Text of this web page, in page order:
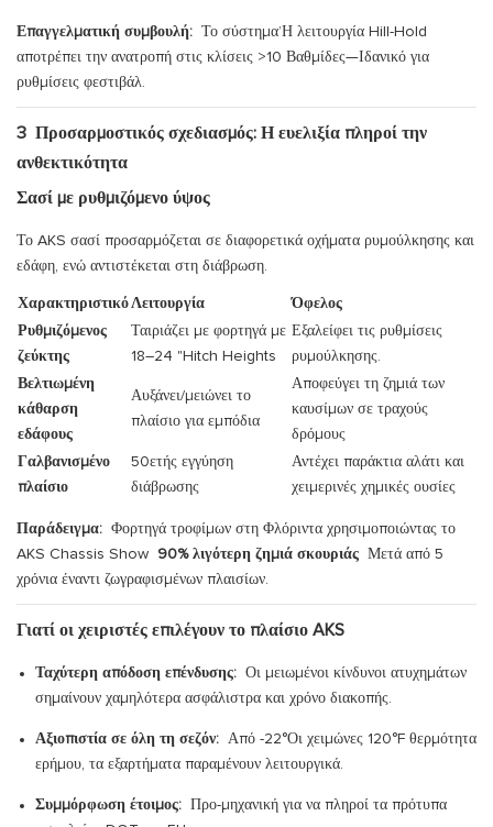
Επαγγελματική συμβουλή: Το σύστημα’Η λειτουργία Hill-Hold
αποτρέπει την ανατροπή στις κλίσεις >10 Βαθμίδες—Ιδανικό για
ρυθμίσεις φεστιβάλ.
3 Προσαρμοστικός σχεδιασμός: Η ευελιξία πληροί την
ανθεκτικότητα
Σασί με ρυθμιζόμενο ύψος
Το AKS σασί προσαρμόζεται σε διαφορετικά οχήματα ρυμούλκησης και
εδάφη, ενώ αντιστέκεται στη διάβρωση.
ΧαρακτηριστικόΛειτουργία
Όφελος
Ρυθμιζόμενος
ζεύκτης
Ταιριάζει με φορτηγά με
18–24 "Hitch Heights
Εξαλείφει τις ρυθμίσεις
ρυμούλκησης.
Βελτιωμένη
κάθαρση
εδάφους
Αυξάνει/μειώνει το
πλαίσιο για εμπόδια
Αποφεύγει τη ζημιά των
καυσίμων σε τραχούς
δρόμους
Γαλβανισμένο
πλαίσιο
50ετής εγγύηση
διάβρωσης
Αντέχει παράκτια αλάτι και
χειμερινές χημικές ουσίες
Παράδειγμα: Φορτηγά τροφίμων στη Φλόριντα χρησιμοποιώντας το
AKS Chassis Show
90% λιγότερη ζημιά σκουριάς Μετά από 5
χρόνια έναντι ζωγραφισμένων πλαισίων.
Γιατί οι χειριστές επιλέγουν το πλαίσιο AKS
Ταχύτερη απόδοση επένδυσης: Οι μειωμένοι κίνδυνοι ατυχημάτων
σημαίνουν χαμηλότερα ασφάλιστρα και χρόνο διακοπής.
Αξιοπιστία σε όλη τη σεζόν: Από -22°Οι χειμώνες 120°F θερμότητα
ερήμου, τα εξαρτήματα παραμένουν λειτουργικά.
Συμμόρφωση έτοιμος: Προ-μηχανική για να πληροί τα πρότυπα